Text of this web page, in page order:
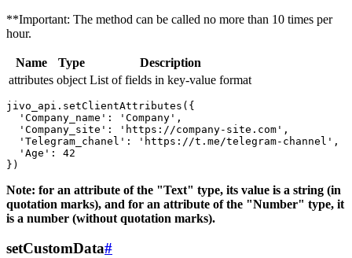
**Important: The method can be called no more than 10 times per
hour.
Name Type
Description
attributes object List of fields in key-value format
jivo_api.setClientAttributes({
  'Company_name': 'Company',
  'Company_site': 'https://company-site.com',
  'Telegram_chanel': 'https://t.me/telegram-channel',
  'Age': 42
Note: for an attribute of the "Text" type, its value is a string (in
quotation marks), and for an attribute of the "Number" type, it
is a number (without quotation marks).
setCustomData#